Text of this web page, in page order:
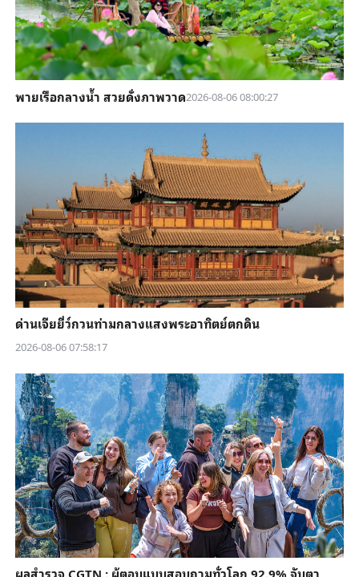
พายเรือกลางน้ำ สวยดั่งภาพวาด2026-08-06 08:00:27
ด่านเจียยี่ว์กวนท่ามกลางแสงพระอาทิตย์ตกดิน
2026-08-06 07:58:17